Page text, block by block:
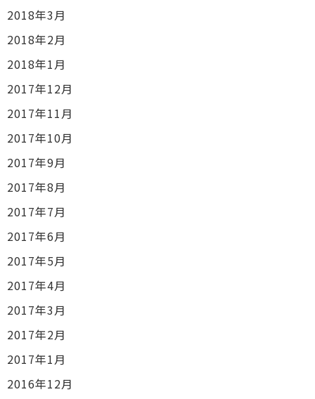
2018年3月
2018年2月
2018年1月
2017年12月
2017年11月
2017年10月
2017年9月
2017年8月
2017年7月
2017年6月
2017年5月
2017年4月
2017年3月
2017年2月
2017年1月
2016年12月